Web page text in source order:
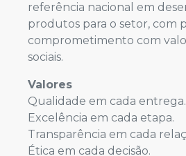
referência nacional em
produtos para o setor, com
comprometimento com
sociais.
Valores
Qualidade em cada entrega.
Excelência em cada etapa.
Transparência em cada
Ética em cada decisão.